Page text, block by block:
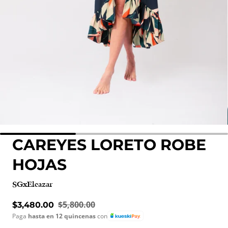
CAREYES LORETO ROBE
HOJAS
SGxEleazar
Sale price
$3,480.00 Regular price
$5,800.00
Paga hasta en 12 quincenascon